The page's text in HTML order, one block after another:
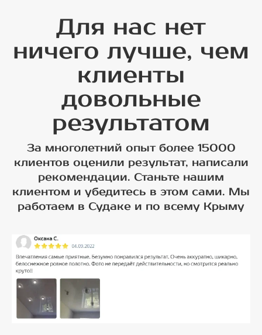
Для нас нет
ничего лучше, чем
клиенты
довольные
результатом
За многолетний опыт более 15000
клиентов оценили результат, написали
рекомендации. Станьте нашим
клиентом и убедитесь в этом сами. Мы
работаем в Судаке и по всему Крыму